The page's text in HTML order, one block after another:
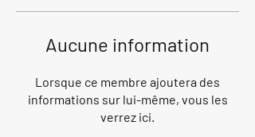
Aucune information
Lorsque ce membre ajoutera des
informations sur lui-même, vous les
verrez ici.